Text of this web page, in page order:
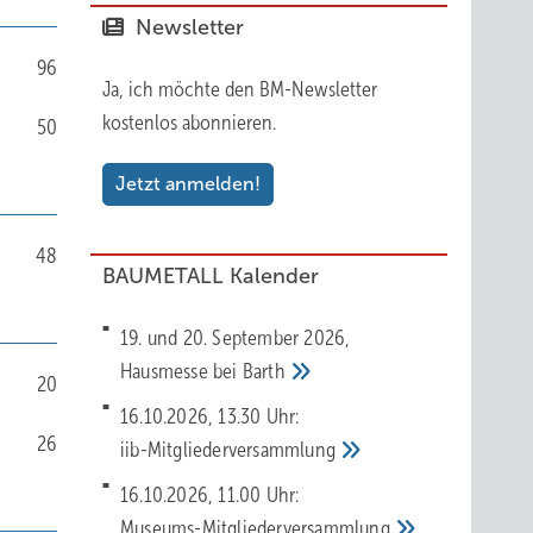
96
50
48
20
26
Newsletter
Ja, ich möchte den BM-Newsletter
kostenlos abonnieren.
Jetzt anmelden!
BAUMETALL Kalender
19. und 20. September 2026,
Hausmesse bei Barth
16.10.2026, 13.30 Uhr:
iib-Mitgliederversammlung
16.10.2026, 11.00 Uhr:
Museums-Mitgliederversammlung